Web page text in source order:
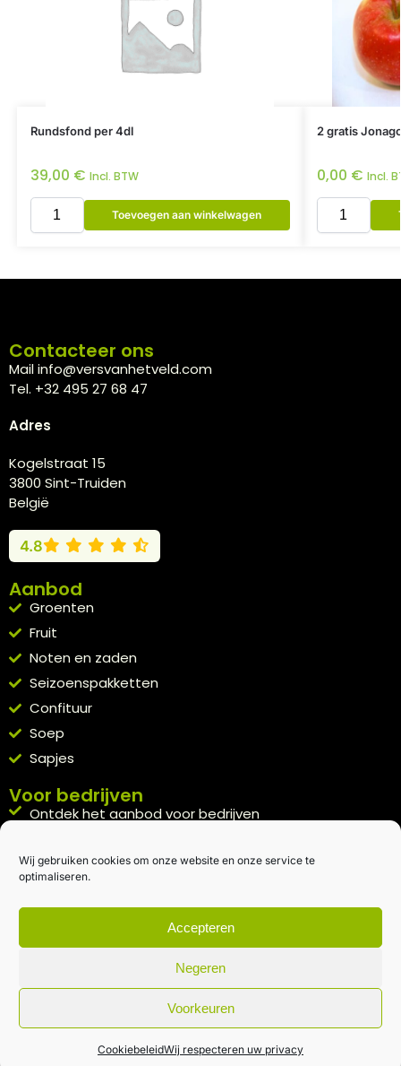
Wij gebruiken cookies om onze website en onze service te
optimaliseren.
Accepteren
Negeren
Voorkeuren
CookiebeleidWij respecteren uw privacy
Rundsfond per 4dl
39,00 € Incl. BTW
Toevoegen aan winkelwagen
2 gratis
0,00 € Incl.
Contacteer ons
Mail info@versvanhetveld.com
Tel. +32 495 27 68 47
Adres
Kogelstraat 15
3800 Sint-Truiden
België
4.8
Aanbod
Groenten
Fruit
Noten en zaden
Seizoenspakketten
Confituur
Soep
Sapjes
Voor bedrijven
Ontdek het aanbod voor bedrijven
Kennismakingspakket aanvragen
Blijft op de hoogte
Rechtstreeks van het veld naar je inbox.
Inschrijven nieuwsbrief
Algemene voorwaarden|Privacybeleid| gemaakt met door
creativitijd